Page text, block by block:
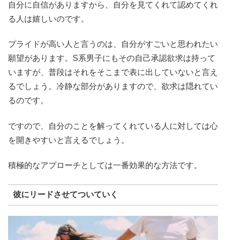
自分に自信がありますから、自分を見てくれて認めてくれ
る人は嬉しいのです。
プライドが高い人と言うのは、自分がすごいと思われたい
願望があります。S系男子にもその自己承認欲求は持って
いますが、普段はそれをそこまで表に出していないと言え
るでしょう。冷静な部分がありますので、欲求は隠れてい
るのです。
ですので、自分のことを解ってくれている人に対しては心
を開きやすいと言えるでしょう。
積極的なアプローチとしては一番効果的な方法です。
彼にリードさせてついていく